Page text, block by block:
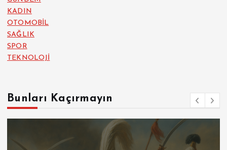
KADIN
OTOMOBİL
SAĞLIK
SPOR
TEKNOLOJİ
Bunları Kaçırmayın